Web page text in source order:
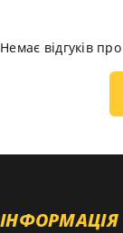
Немає відгуків
ІНФОРМАЦІЯ